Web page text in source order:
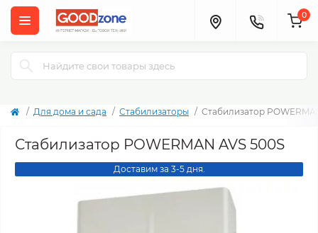
0
Для дома и сада Стабилизаторы Стабилизатор
Стабилизатор POWERMAN AVS 500S
Доставим за 3-5 дня.